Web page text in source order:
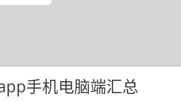
手机电脑端汇总